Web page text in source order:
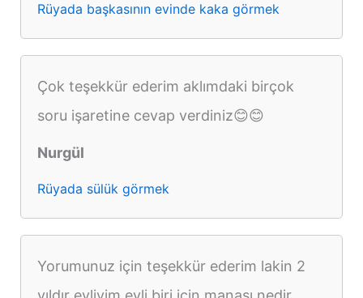
Rüyada başkasının evinde kaka görmek
Çok teşekkür ederim aklımdaki birçok
soru işaretine cevap verdiniz😊😊
Nurgül
Rüyada sülük görmek
Yorumunuz için teşekkür ederim lakin 2